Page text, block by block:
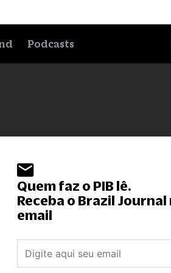
Podcasts
Quem faz o PIB lê.
Receba o Brazil Journal
email